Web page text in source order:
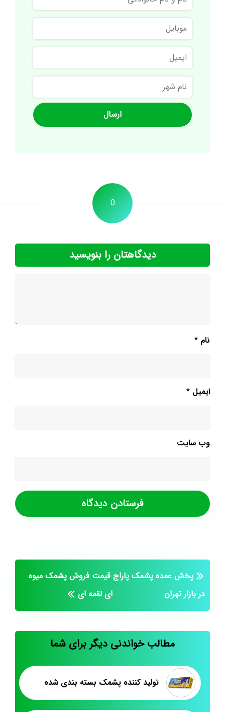
و
نام
خانوادگی
موبایل
ایمیل
نام
شهر
0
دیدگاهتان را بنویسید
نام *
ایمیل *
وب‌ سایت
پخش عمده پشمک پاراج
در بازار تهران
قیمت فروش پشمک میوه
ای لقمه ای
مطالب خواندنی دیگر برای شما
تولید کننده پشمک بسته بندی شده